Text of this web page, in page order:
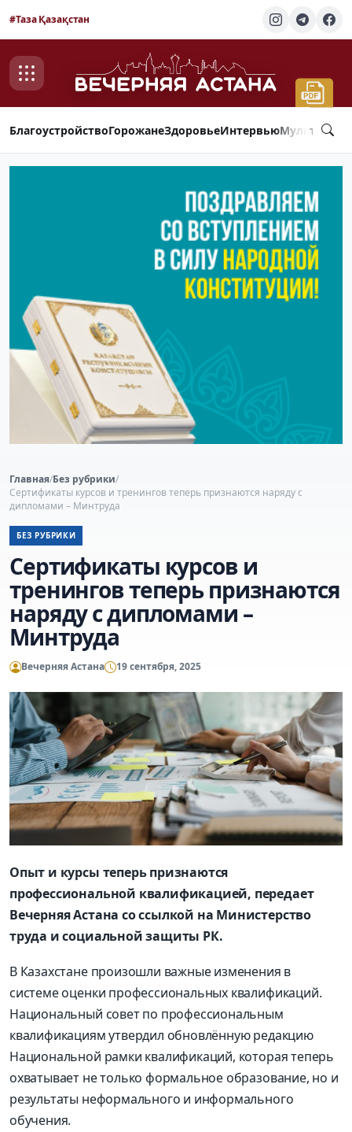
#Таза Қазақстан
БлагоустройствоГорожанеЗдоровьеИнтервью
Главная/Без рубрики/
Сертификаты курсов и тренингов теперь признаются наряду с
дипломами – Минтруда
БЕЗ РУБРИКИ
Сертификаты курсов и
тренингов теперь признаются
наряду с дипломами –
Минтруда
Вечерняя Астана 19 сентября, 2025
Опыт и курсы теперь признаются
профессиональной квалификацией, передает
Вечерняя Астана со ссылкой на Министерство
труда и социальной защиты РК.
В Казахстане произошли важные изменения в
системе оценки профессиональных квалификаций.
Национальный совет по профессиональным
квалификациям утвердил обновлённую редакцию
Национальной рамки квалификаций, которая теперь
охватывает не только формальное образование, но и
результаты неформального и информального
обучения.